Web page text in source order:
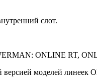
слот.
ONLINE RT,
версией моделей
Внешний батарейный блок 3U- 20x(12V-9Ah) для POWERMAN ONLINE 6000 RT и 10000 RT